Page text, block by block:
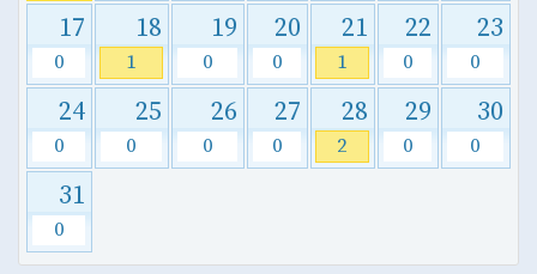
17
0
18
1
19
0
20
0
21
1
22
0
23
0
24
0
25
0
26
0
27
0
28
2
29
0
30
0
31
0